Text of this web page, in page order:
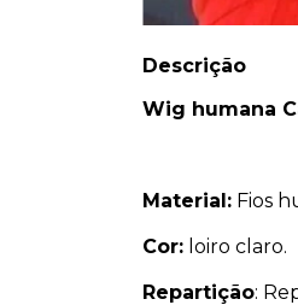
Descrição
Wig humana
Material: Fios
Cor: loiro claro.
Repartição: